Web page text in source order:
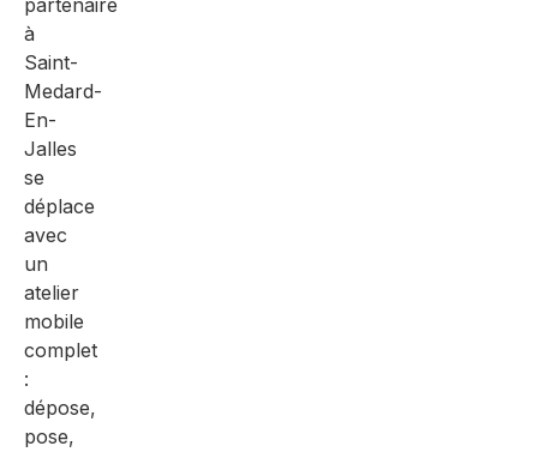
partenaire
à
Saint-
Medard-
En-
Jalles
se
déplace
avec
un
atelier
mobile
complet
:
dépose,
pose,